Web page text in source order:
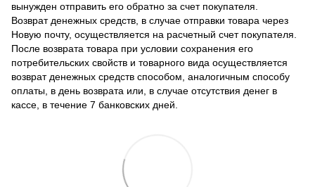
вынужден отправить его обратно за счет покупателя.
Возврат денежных средств, в случае отправки товара через
Новую почту, осуществляется на расчетный счет покупателя.
После возврата товара при условии сохранения его
потребительских свойств и товарного вида осуществляется
возврат денежных средств способом, аналогичным способу
оплаты, в день возврата или, в случае отсутствия денег в
кассе, в течение 7 банковских дней.